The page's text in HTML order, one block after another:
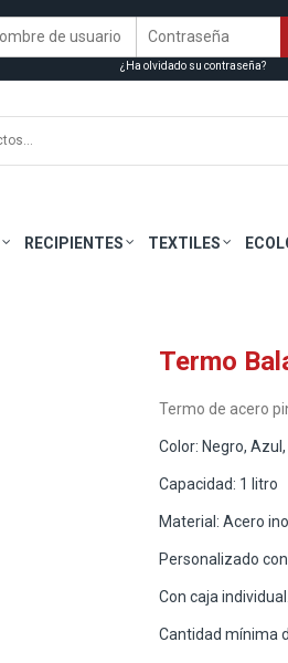
¿Ha olvidado su contraseña?
RECIPIENTES TEXTILES
Termo
Termo de acero
Color: Negro,
Capacidad: 1 litro
Material: Acero
Personalizado
Con caja individual.
Cantidad mínima